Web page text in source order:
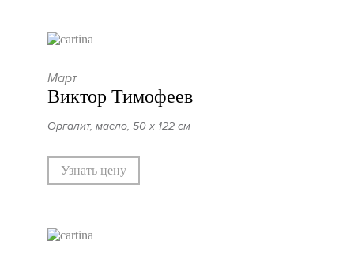
Март
Виктор Тимофеев
Оргалит, масло, 50 х 122 см
Узнать цену